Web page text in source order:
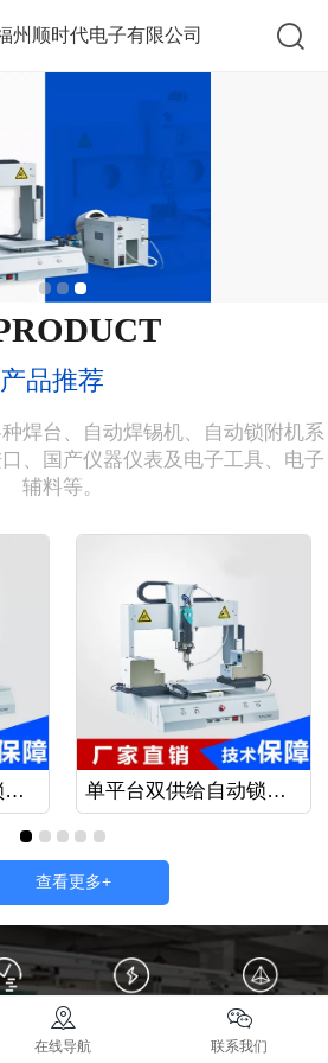
州顺时代电子有限公司
产品推荐
焊台、自动焊锡机、自动锁附机系
、国产仪器仪表及电子工具、电子
辅料等。
单平台单供给自动锁螺丝机202-01-00（小气吸式） 单平台双供给自动锁螺丝机202-02-00（小气吸式）
查看更多+
在线导航 联系我们